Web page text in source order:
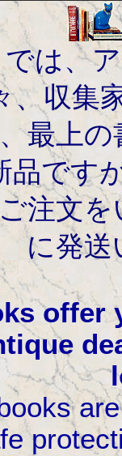
は、
、収集
最上
品です
注文
に発送
offer